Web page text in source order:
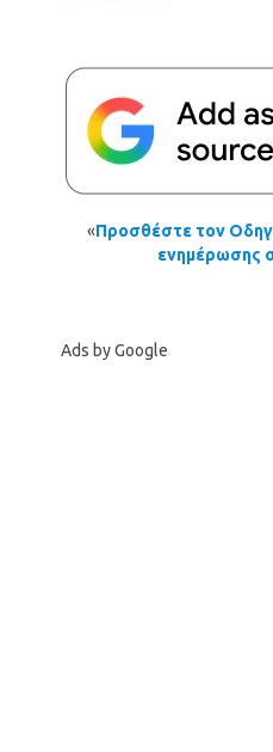
«Προσθέστε τον
ενημέρωσης
Ads by Google